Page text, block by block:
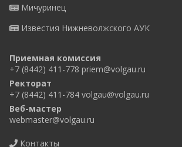
Мичуринец
Известия Нижневолжского АУК
Приемная комиссия
+7 (8442) 411-778 priem@volgau.ru
Ректорат
+7 (8442) 411-784 volgau@volgau.ru
Веб-мастер
webmaster@volgau.ru
Контакты